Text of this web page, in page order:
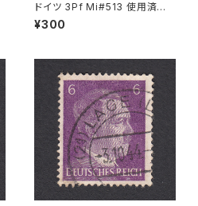
ドイツ 3Pf Mi#513 使用済み
切手｜DRESDEN 31.5.1935
¥300